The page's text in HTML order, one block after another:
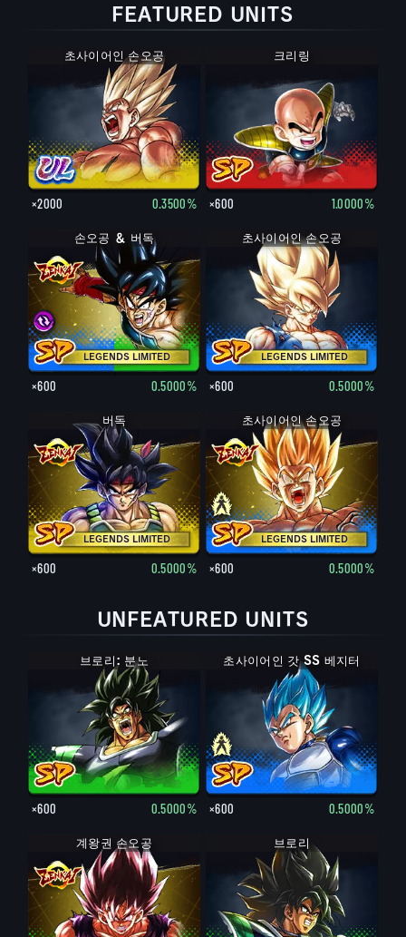
FEATURED UNITS
초사이어인 손오공
×2000 0.3500%
크리링
×600 1.0000%
LEGENDS LIMITED
손오공 ＆ 버독
손오공 ＆ 버독
×600 0.5000%
LEGENDS LIMITED
초사이어인 손오공
×600 0.5000%
LEGENDS LIMITED
버독
×600 0.5000%
LEGENDS LIMITED
손오공
초사이어인 손오공
×600 0.5000%
UNFEATURED UNITS
브로리: 분노
×600 0.5000%
초사이어인 베지터
초사이어인 갓 SS 베지터
×600 0.5000%
계왕권 손오공 브로리